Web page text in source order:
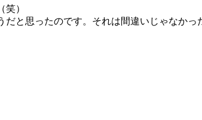
）
と思ったのです。それは間違いじゃなかっ